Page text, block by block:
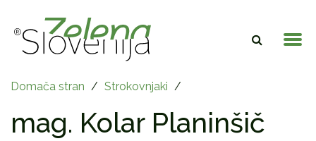
Domača stran / Strokovnjaki /
mag. Kolar Planinšič